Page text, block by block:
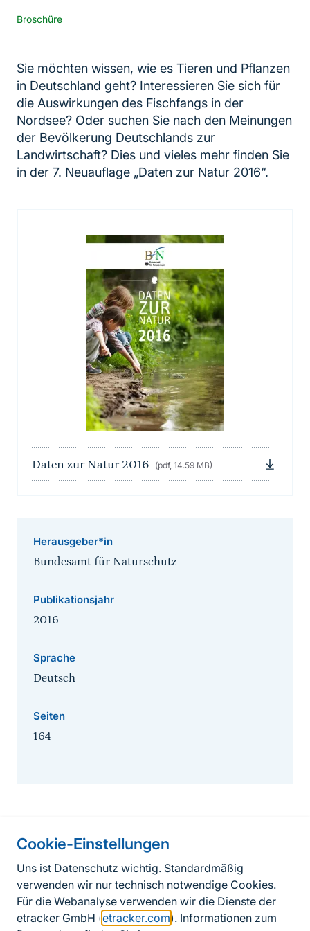
Cookie-Einstellungen
Uns ist Datenschutz wichtig. Standardmäßig
verwenden wir nur technisch notwendige Cookies.
Für die Webanalyse verwenden wir die Dienste der
etracker GmbH (etracker.com ). Informationen zum
Broschüre
Sie möchten wissen, wie es Tieren und Pflanzen
in Deutschland geht? Interessieren Sie sich für
die Auswirkungen des Fischfangs in der
Nordsee? Oder suchen Sie nach den Meinungen
der Bevölkerung Deutschlands zur
Landwirtschaft? Dies und vieles mehr finden Sie
in der 7. Neuauflage „Daten zur Natur 2016“.
Daten zur Natur 2016 (pdf, 14.59 MB)
Herausgeber*in
Bundesamt für Naturschutz
Publikationsjahr
2016
Sprache
Deutsch
Seiten
164
Informationen zur Seite
FußzeileKontakt zum BfN
Kontaktformular